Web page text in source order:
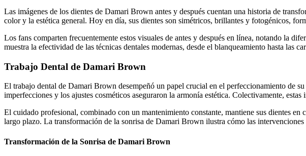
Las imágenes de los dientes de Damari Brown antes y después cuentan una historia de
color y la estética general. Hoy en día, sus dientes son simétricos, brillantes y fotogénicos,
Los fans comparten frecuentemente estos visuales de antes y después en línea, notando la
muestra la efectividad de las técnicas dentales modernas, desde el blanqueamiento hasta las
Trabajo Dental de Damari Brown
El trabajo dental de Damari Brown desempeñó un papel crucial en el perfeccionamiento de
imperfecciones y los ajustes cosméticos aseguraron la armonía estética. Colectivamente,
El cuidado profesional, combinado con un mantenimiento constante, mantiene sus dientes
largo plazo. La transformación de la sonrisa de Damari Brown ilustra cómo las
Transformación de la Sonrisa de Damari Brown